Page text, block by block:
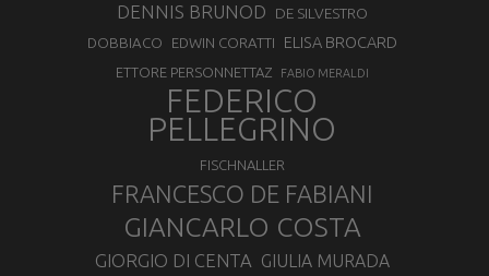
DENNIS BRUNOD DE SILVESTRO
DOBBIACO EDWIN CORATTI ELISA BROCARD
ETTORE PERSONNETTAZ FABIO MERALDI
FEDERICO
PELLEGRINO
FISCHNALLER
FRANCESCO DE FABIANI
GIANCARLO COSTA
GIORGIO DI CENTA GIULIA MURADA